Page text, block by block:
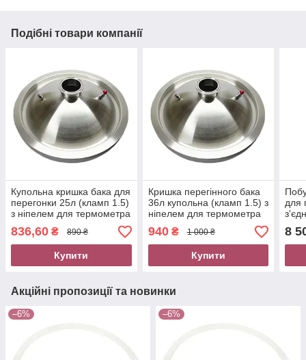
Подібні товари компанії
Купольна кришка бака для
перегонки 25л (кламп 1.5)
з ніпелем для термометра
надлишкового тиску
836,60 ₴ 890 ₴
Купити
Кришка перегінного бака
36л купольна (кламп 1.5) з
ніпелем для термометра
надлишкового тиску
940₴ 1 000 ₴
Купити
для
8
Акційні пропозиції та новинки
–6% –6%